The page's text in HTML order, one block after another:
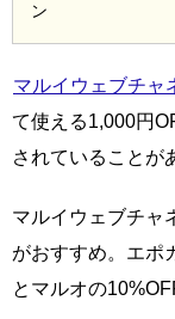
ン
マルイウェブチャ
て使える1,000円
されていることが
マルイウェブチャ
がおすすめ。エポ
とマルオの